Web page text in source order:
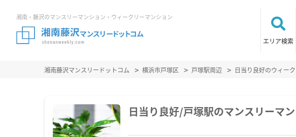
湘南・藤沢のマンスリーマンション・ウィークリーマンション
エリア検索
湘南藤沢マンスリードットコム 横浜市戸塚区 戸塚駅周辺 日当り良好のウィー
日当り良好/戸塚駅のマンスリーマ